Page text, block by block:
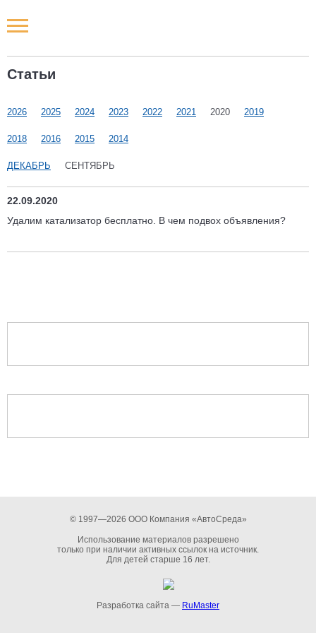
Статьи
2026 2025 2024 2023 2022 2021 2020 2019
2018 2016 2015 2014
ДЕКАБРЬ СЕНТЯБРЬ
22.09.2020
Удалим катализатор бесплатно. В чем подвох объявления?
© 1997—2026 ООО Компания «АвтоСреда»
Использование материалов разрешено
только при наличии активных ссылок на источник.
Для детей старше 16 лет.
Разработка сайта — RuMaster
Новости РФ
Наши мероприятия
Статьи